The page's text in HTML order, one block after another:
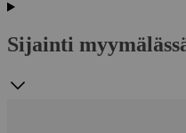
Sijainti